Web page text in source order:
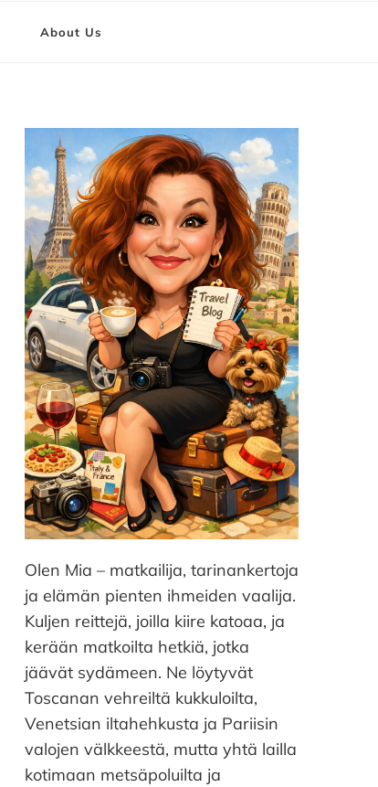
About Us
Olen Mia – matkailija, tarinankertoja
ja elämän pienten ihmeiden vaalija.
Kuljen reittejä, joilla kiire katoaa, ja
kerään matkoilta hetkiä, jotka
jäävät sydämeen. Ne löytyvät
Toscanan vehreiltä kukkuloilta,
Venetsian iltahehkusta ja Pariisin
valojen välkkeestä, mutta yhtä lailla
kotimaan metsäpoluilta ja